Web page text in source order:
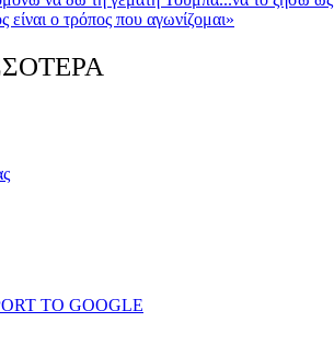
είναι ο τρόπος που αγωνίζομαι»
TO GOOGLE